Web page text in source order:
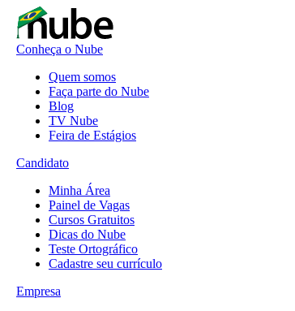
Conheça o Nube
Quem somos
Faça parte do Nube
Blog
TV Nube
Feira de Estágios
Candidato
Minha Área
Painel de Vagas
Cursos Gratuitos
Dicas do Nube
Teste Ortográfico
Cadastre seu currículo
Empresa